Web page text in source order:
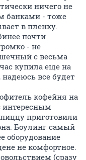
ничего не
банками - тоже
в пленку.
почти
- не
с весьма
купила еще на
все будет
кофейня на
интересным
приготовили
Боулинг самый
оборудование
не комфортное.
(сразу